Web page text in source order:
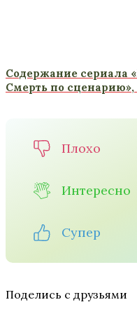
Содержание сериала
Смерть по
Плохо
Интересно
Супер
Поделись с друзьями